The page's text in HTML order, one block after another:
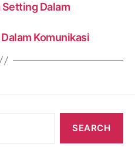
Dalam
Komunikasi